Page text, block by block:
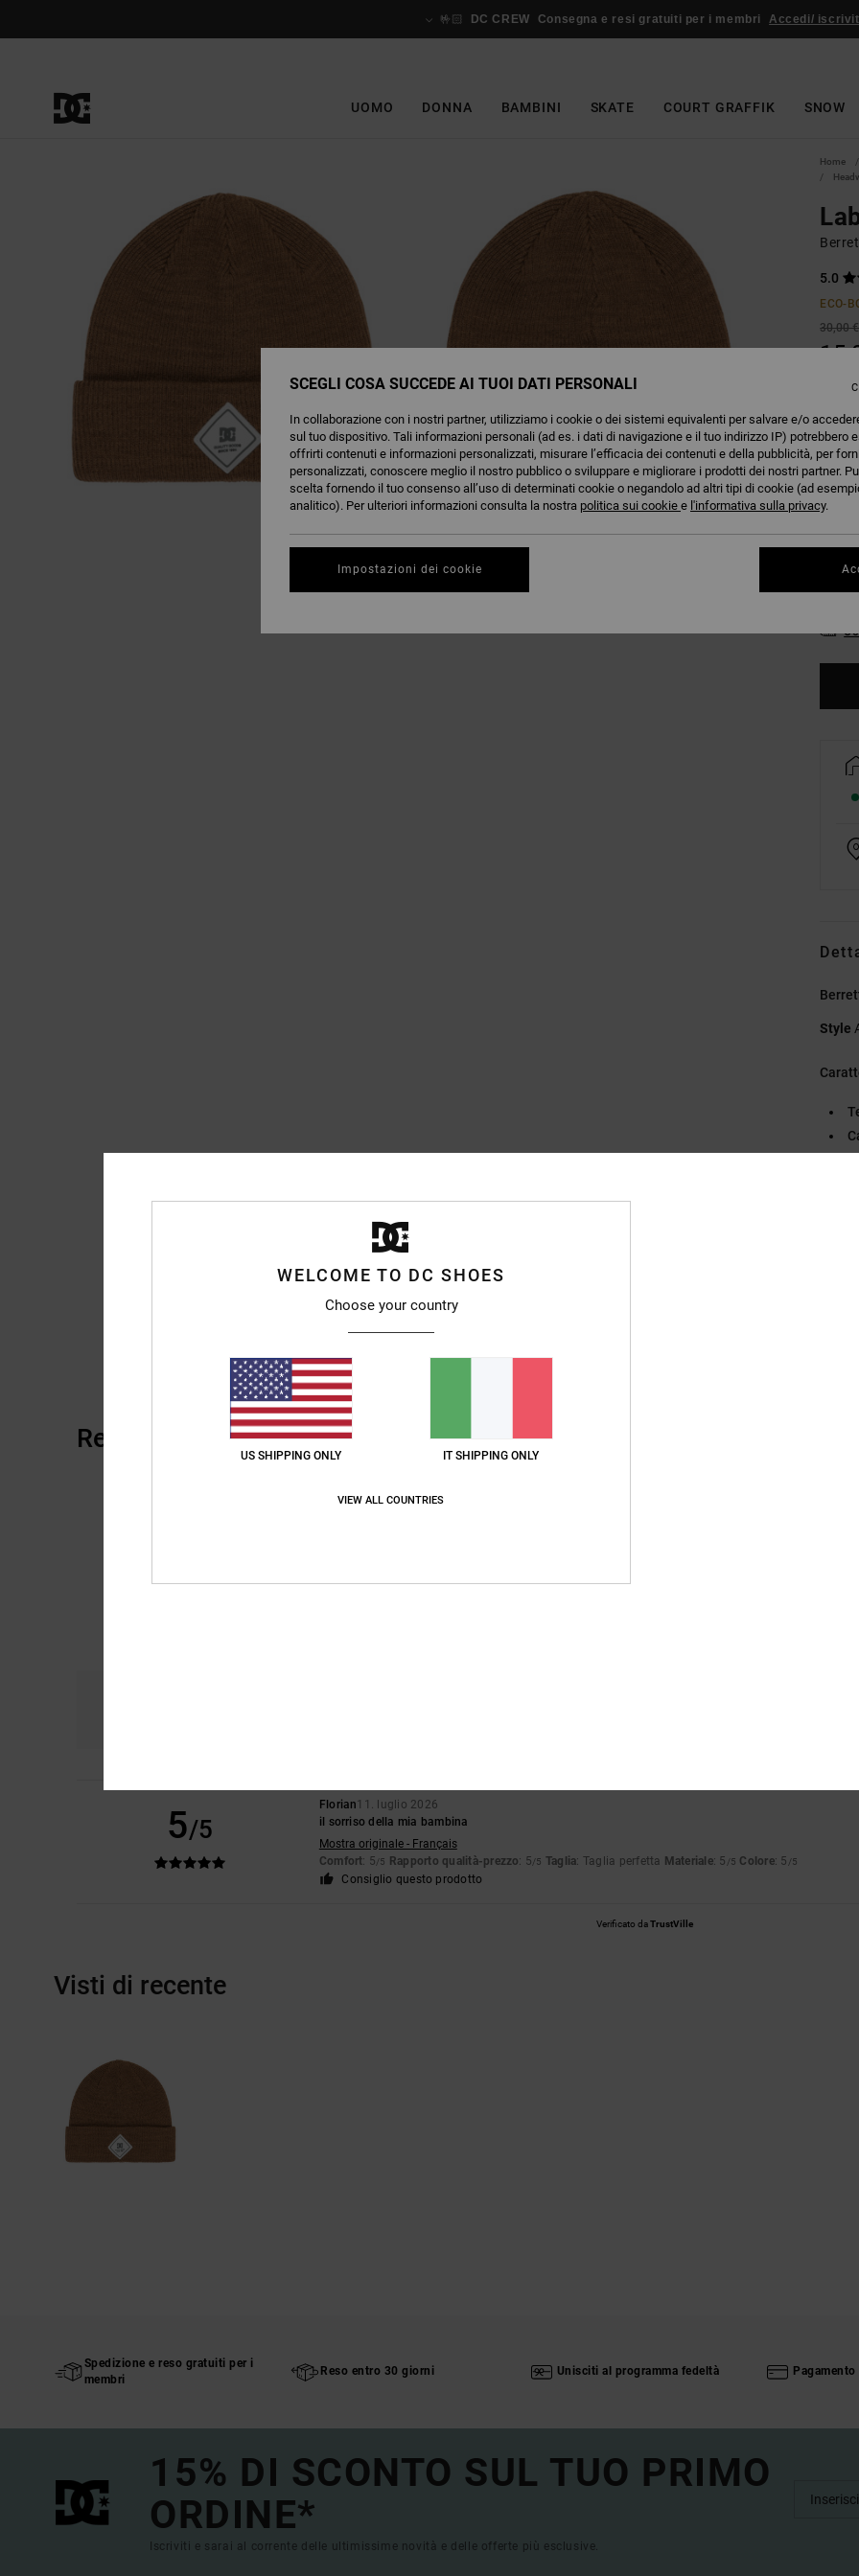
🤟🏻 DC CREW Consegna e resi gratuiti per i membri Accedi/
UOMO DONNA BAMBINI SKATE COURT GRAFFIK SNOW
Home
5.0
ECO-
30,00 €
Colori
Style
Recensioni dei clienti
5/5
Florian11. luglio 2026
il sorriso della mia bambina
Mostra originale - Français
Comfort: 5/5 Rapporto qualità-prezzo: 5/5 Taglia: Taglia perfetta Materiale: 5 /5 Colore: 5 /5
Consiglio questo prodotto
Verificato daTrustVille
Visti di recente
Spedizione e reso gratuiti per i
membri
Reso entro 30 giorni Unisciti al programma fedeltà
15% DI SCONTO SUL TUO PRIMO
ORDINE*
Iscriviti e sarai al corrente delle ultimissime novità e delle offerte più esclusive.
WELCOME TO DC SHOES
Choose your country
US SHIPPING ONLY IT SHIPPING ONLY
VIEW ALL COUNTRIES
SCEGLI COSA SUCCEDE AI TUOI DATI PERSONALI
In collaborazione con i nostri partner, utilizziamo i cookie o dei sistemi equivalenti per salvare e/o
sul tuo dispositivo. Tali informazioni personali (ad es. i dati di navigazione e il tuo indirizzo IP) potrebbero
offrirti contenuti e informazioni personalizzati, misurare l’efficacia dei contenuti e della pubblicità, per
personalizzati, conoscere meglio il nostro pubblico o sviluppare e migliorare i prodotti dei nostri partner.
scelta fornendo il tuo consenso all’uso di determinati cookie o negandolo ad altri tipi di cookie (ad
analitico). Per ulteriori informazioni consulta la nostra politica sui cookie e l'informativa sulla privacy.
Impostazioni dei cookie